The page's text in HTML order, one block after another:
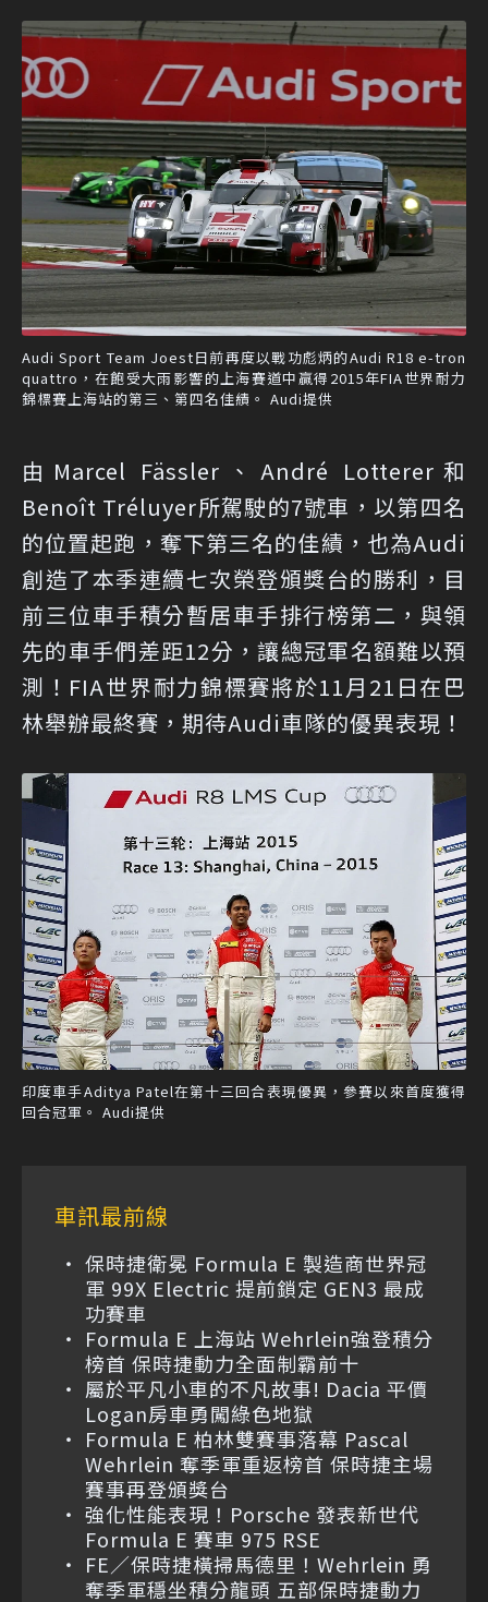
Audi Sport Team Joest日前再度以戰功彪炳的Audi R18 e-tron
quattro，在飽受大雨影響的上海賽道中贏得2015年FIA世界耐力
錦標賽上海站的第三、第四名佳績。 Audi提供
由Marcel Fässler、André Lotterer和
Benoît Tréluyer所駕駛的7號車，以第四名
的位置起跑，奪下第三名的佳績，也為Audi
創造了本季連續七次榮登頒獎台的勝利，目
前三位車手積分暫居車手排行榜第二，與領
先的車手們差距12分，讓總冠軍名額難以預
測！FIA世界耐力錦標賽將於11月21日在巴
林舉辦最終賽，期待Audi車隊的優異表現！
印度車手Aditya Patel在第十三回合表現優異，參賽以來首度獲得
回合冠軍。 Audi提供
車訊最前線
保時捷衛冕 Formula E 製造商世界冠
軍 99X Electric 提前鎖定 GEN3 最成
功賽車
Formula E 上海站 Wehrlein強登積分
榜首 保時捷動力全面制霸前十
屬於平凡小車的不凡故事! Dacia 平價
Logan房車勇闖綠色地獄
Formula E 柏林雙賽事落幕 Pascal
Wehrlein 奪季軍重返榜首 保時捷主場
賽事再登頒獎台
強化性能表現！Porsche 發表新世代
Formula E 賽車 975 RSE
FE／保時捷橫掃馬德里！Wehrlein 勇
奪季軍穩坐積分龍頭 五部保時捷動力